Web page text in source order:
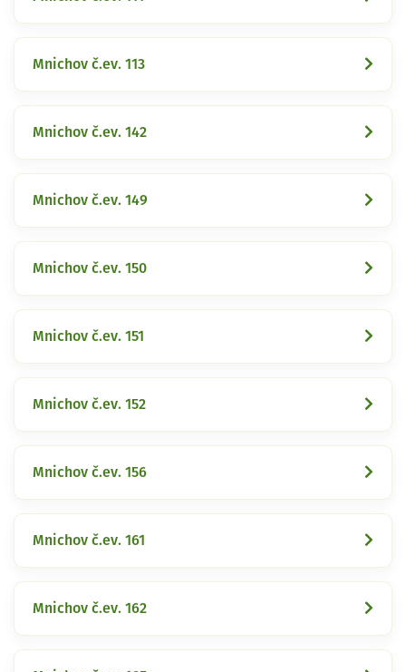
Mnichov č.ev. 113
Mnichov č.ev. 142
Mnichov č.ev. 149
Mnichov č.ev. 150
Mnichov č.ev. 151
Mnichov č.ev. 152
Mnichov č.ev. 156
Mnichov č.ev. 161
Mnichov č.ev. 162